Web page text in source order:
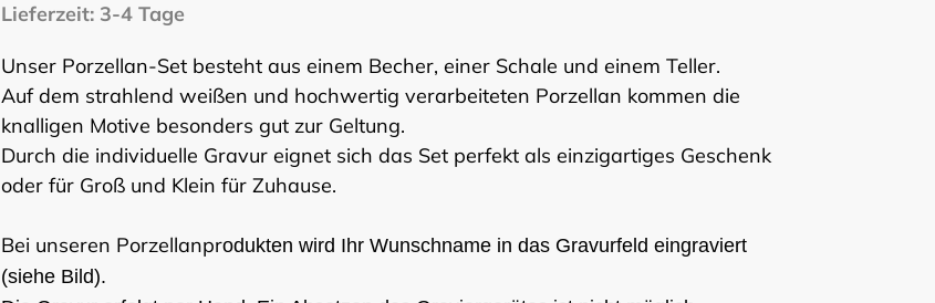
Lieferzeit: 3-4 Tage
Unser Porzellan-Set besteht aus einem Becher, einer Schale und einem Teller.
Auf dem strahlend weißen und hochwertig verarbeiteten Porzellan kommen die
knalligen Motive besonders gut zur Geltung.
Durch die individuelle Gravur eignet sich das Set perfekt als einzigartiges Geschenk
oder für Groß und Klein für Zuhause.
Bei unseren Porzellanprodukten wird Ihr Wunschname in das Gravurfeld eingraviert
(siehe Bild).